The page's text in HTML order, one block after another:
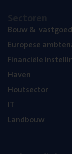
Bouw& vastgoed
Euro­pe­se
Finan­ci­ë­le
Haven
Hout­sec­tor
IT
Land­bouw